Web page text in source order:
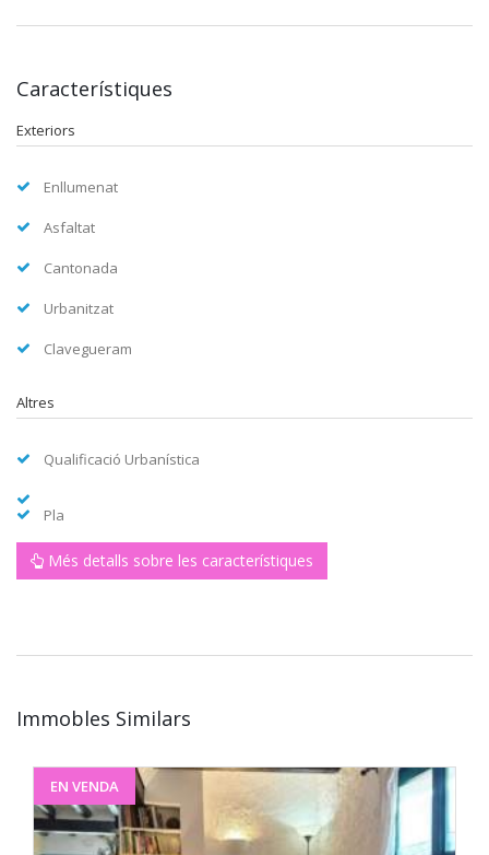
Característiques
Exteriors
Enllumenat
Asfaltat
Cantonada
Urbanitzat
Clavegueram
Altres
Qualificació Urbanística
Pla
Més detalls sobre les característiques
Immobles Similars
EN VENDA